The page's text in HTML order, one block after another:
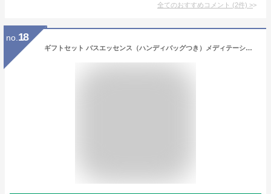
全てのおすすめコメント (2件) >
no. 18
ギフトセット バスエッセンス（ハンディバッグつき）メディテーションバスt | ナイトリートバス入浴剤ギフト セット 人気 温浴 アロマ 癒し 保湿 敏感肌 誕生日 プレゼントアユーラ ayura